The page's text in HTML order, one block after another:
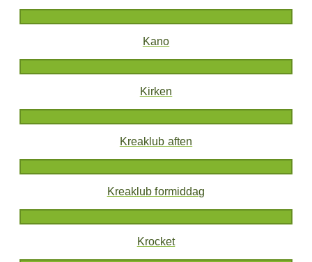
Kano
Kirken
Kreaklub aften
Kreaklub formiddag
Krocket